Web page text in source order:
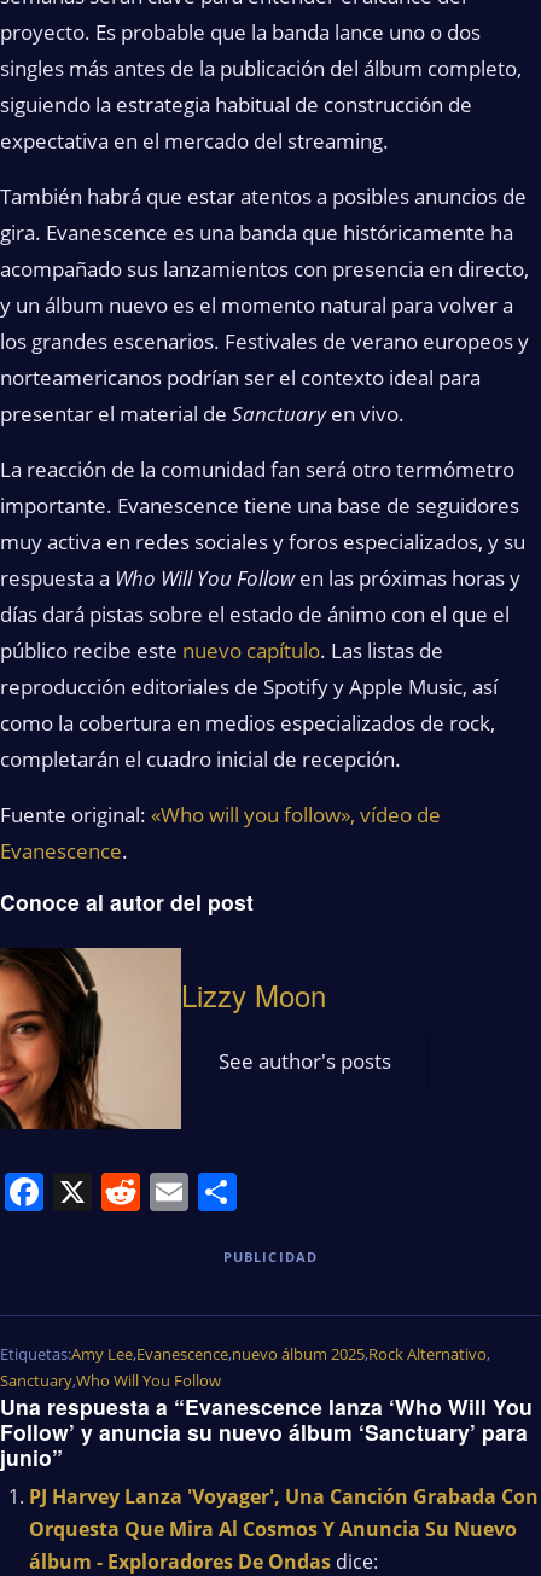
proyecto. Es probable que la banda lance uno o dos
singles más antes de la publicación del álbum completo,
siguiendo la estrategia habitual de construcción de
expectativa en el mercado del streaming.
También habrá que estar atentos a posibles anuncios de
gira. Evanescence es una banda que históricamente ha
acompañado sus lanzamientos con presencia en directo,
y un álbum nuevo es el momento natural para volver a
los grandes escenarios. Festivales de verano europeos y
norteamericanos podrían ser el contexto ideal para
presentar el material de Sanctuaryen vivo.
La reacción de la comunidad fan será otro termómetro
importante. Evanescence tiene una base de seguidores
muy activa en redes sociales y foros especializados, y su
respuesta a Who Will You Followen las próximas horas y
días dará pistas sobre el estado de ánimo con el que el
público recibe este nuevo capítulo. Las listas de
reproducción editoriales de Spotify y Apple Music, así
como la cobertura en medios especializados de rock,
completarán el cuadro inicial de recepción.
Fuente original: «Who will you follow», vídeo de
Evanescence.
Conoce al autor del post
Lizzy Moon
See author's posts
Facebook
X Reddit
Email
PUBLICIDAD
Etiquetas:Amy Lee,Evanescence,nuevo álbum 2025,Rock Alternativo,
Sanctuary,Who Will You Follow
Una respuesta a “Evanescence lanza ‘Who Will You
Follow’ y anuncia su nuevo álbum ‘Sanctuary’ para
junio”
PJ Harvey Lanza 'Voyager', Una Canción Grabada Con
Orquesta Que Mira Al Cosmos Y Anuncia Su Nuevo
álbum - Exploradores De Ondas dice: